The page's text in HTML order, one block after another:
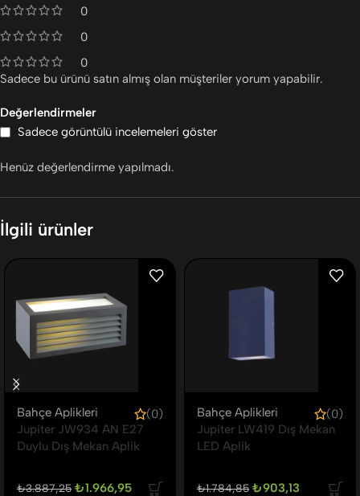
0
0
0
Değerlendirmeler
Sadece görüntülü incelemeleri göster
Henüz değerlendirme yapılmadı.
Sadece bu ürünü satın almış olan müşteriler yorum yapabilir.
İlgili ürünler
Bahçe Aplikleri
(0)
Jupiter JW934 AN E27
Duylu Dış Mekan Aplik
₺3.887,25 ₺1.966,95
Bahçe Aplikleri
(0)
Jupiter LW419 Dış Mekan
LED Aplik
₺1.784,85 ₺903,13